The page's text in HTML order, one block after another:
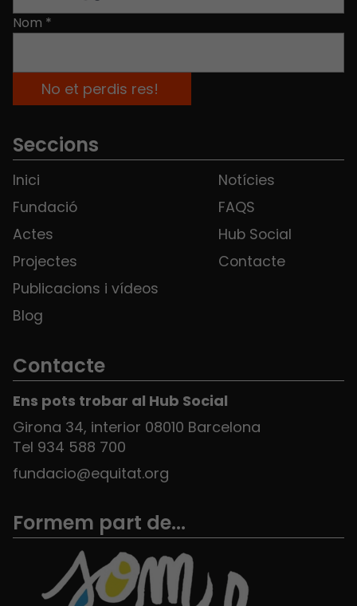
Nom *
Seccions
Inici
Fundació
Actes
Projectes
Publicacions i vídeos
Blog
Notícies
FAQS
Hub Social
Contacte
Contacte
Ens pots trobar al Hub Social
Girona 34, interior 08010 Barcelona
Tel 934 588 700
fundacio@equitat.org
Formem part de...